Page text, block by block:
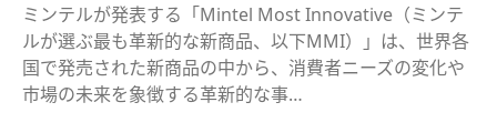
ミンテルが発表する「Mintel Most Innovative（ミンテ
ルが選ぶ最も革新的な新商品、以下MMI）」は、世界各
国で発売された新商品の中から、消費者ニーズの変化や
市場の未来を象徴する革新的な事…